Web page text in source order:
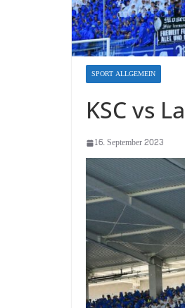
SPORT ALLGEMEIN
KSC vs
16. September 2023